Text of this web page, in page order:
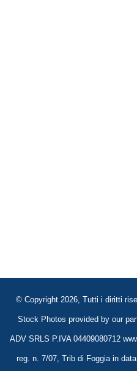
© Copyright 2026, Tutti i diritti
Stock Photos provided by our
ADV SRLS P.IVA 04409080712
reg. n. 7/07, Trib di Foggia in